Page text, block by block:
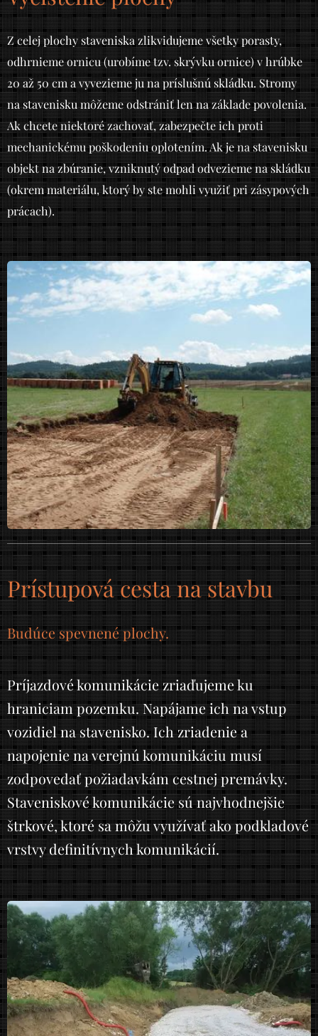
Z celej plochy staveniska zlikvidujeme všetky porasty,
odhrnieme ornicu (urobíme tzv. skrývku ornice) v hrúbke
20 až 50 cm a vyvezieme ju na príslušnú skládku. Stromy
na stavenisku môžeme odstrániť len na základe povolenia.
Ak chcete niektoré zachovať, zabezpečte ich proti
mechanickému poškodeniu oplotením. Ak je na stavenisku
objekt na zbúranie, vzniknutý odpad odvezieme na skládku
(okrem materiálu, ktorý by ste mohli využiť pri zásypových
prácach).
Prístupová cesta na stavbu
Budúce spevnené plochy.
Príjazdové komunikácie zriaďujeme ku
hraniciam pozemku. Napájame ich na vstup
vozidiel na stavenisko. Ich zriadenie a
napojenie na verejnú komunikáciu musí
zodpovedať požiadavkám cestnej premávky.
Staveniskové komunikácie sú najvhodnejšie
štrkové, ktoré sa môžu využívať ako podkladové
vrstvy definitívnych komunikácií.